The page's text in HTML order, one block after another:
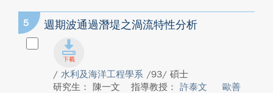
5 週期波通過潛堤之渦流特性分析
/ 水利及海洋工程學系 /93/ 碩士
研究生： 陳一文
指導教授： 許泰文
歐善